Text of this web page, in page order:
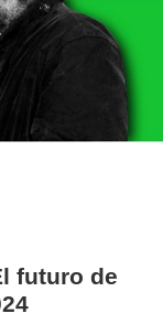
futuro de